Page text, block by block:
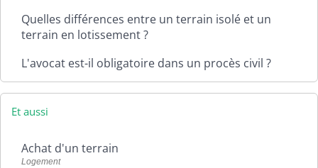
Quelles différences entre un terrain isolé et un
terrain en lotissement ?
L'avocat est-il obligatoire dans un procès civil ?
Et aussi
Achat d'un terrain
Logement